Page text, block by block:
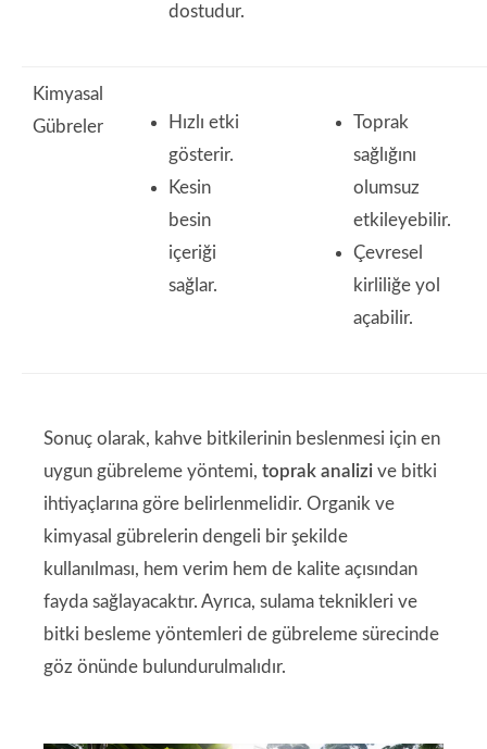
dostudur.
Kimyasal
Gübreler
Hızlı etki
gösterir.
Kesin
besin
içeriği
sağlar.
Toprak
sağlığını
olumsuz
etkileyebilir.
Çevresel
kirliliğe yol
açabilir.
Sonuç olarak, kahve bitkilerinin beslenmesi için en
uygun gübreleme yöntemi, toprak analizi ve bitki
ihtiyaçlarına göre belirlenmelidir. Organik ve
kimyasal gübrelerin dengeli bir şekilde
kullanılması, hem verim hem de kalite açısından
fayda sağlayacaktır. Ayrıca, sulama teknikleri ve
bitki besleme yöntemleri de gübreleme sürecinde
göz önünde bulundurulmalıdır.